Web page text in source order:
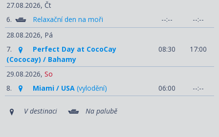
27.08.2026, Čt
6.
Relaxační den na moři --:--
--:--
28.08.2026, Pá
7.
Perfect Day at CocoCay
(Cococay) / Bahamy
08:30 17:00
29.08.2026, So
8.
Miami / USA (vylodění) 06:00 --:--
V destinaci Na palubě